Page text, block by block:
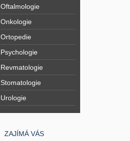
Oftalmologie
Onkologie
Ortopedie
Psychologie
Revmatologie
Stomatologie
Urologie
ZAJÍMÁ VÁS